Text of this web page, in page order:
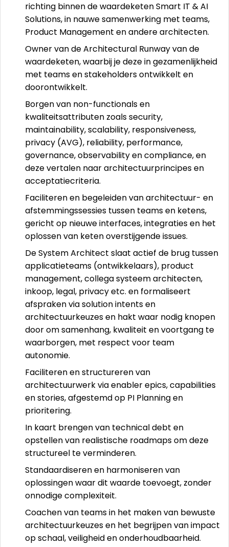
richting binnen de waardeketen Smart IT & AI
Solutions, in nauwe samenwerking met teams,
Product Management en andere architecten.
Owner van de Architectural Runway van de
waardeketen, waarbij je deze in gezamenlijkheid
met teams en stakeholders ontwikkelt en
doorontwikkelt.
Borgen van non-functionals en
kwaliteitsattributen zoals security,
maintainability, scalability, responsiveness,
privacy (AVG), reliability, performance,
governance, observability en compliance, en
deze vertalen naar architectuurprincipes en
acceptatiecriteria.
Faciliteren en begeleiden van architectuur- en
afstemmingssessies tussen teams en ketens,
gericht op nieuwe interfaces, integraties en het
oplossen van keten overstijgende issues.
De System Architect slaat actief de brug tussen
applicatieteams (ontwikkelaars), product
management, collega systeem architecten,
inkoop, legal, privacy etc. en formaliseert
afspraken via solution intents en
architectuurkeuzes en hakt waar nodig knopen
door om samenhang, kwaliteit en voortgang te
waarborgen, met respect voor team
autonomie.
Faciliteren en structureren van
architectuurwerk via enabler epics, capabilities
en stories, afgestemd op PI Planning en
prioritering.
In kaart brengen van technical debt en
opstellen van realistische roadmaps om deze
structureel te verminderen.
Standaardiseren en harmoniseren van
oplossingen waar dit waarde toevoegt, zonder
onnodige complexiteit.
Coachen van teams in het maken van bewuste
architectuurkeuzes en het begrijpen van impact
op schaal, veiligheid en onderhoudbaarheid.